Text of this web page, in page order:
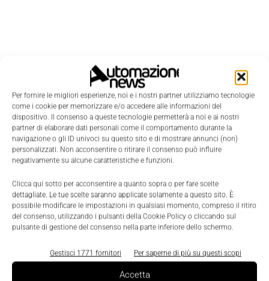
Per fornire le migliori esperienze, noi e i nostri partner utilizziamo tecnologie
come i cookie per memorizzare e/o accedere alle informazioni del
dispositivo. Il consenso a queste tecnologie permetterà a noi e ai nostri
partner di elaborare dati personali come il comportamento durante la
navigazione o gli ID univoci su questo sito e di mostrare annunci (non)
personalizzati. Non acconsentire o ritirare il consenso può influire
negativamente su alcune caratteristiche e funzioni.
Clicca qui sotto per acconsentire a quanto sopra o per fare scelte
dettagliate. Le tue scelte saranno applicate solamente a questo sito. È
possibile modificare le impostazioni in qualsiasi momento, compreso il ritiro
del consenso, utilizzando i pulsanti della Cookie Policy o cliccando sul
pulsante di gestione del consenso nella parte inferiore dello schermo.
Gestisci 1771 fornitori Per saperne di più su questi scopi
Accetta
LEGGI LA RIVISTA ⇢